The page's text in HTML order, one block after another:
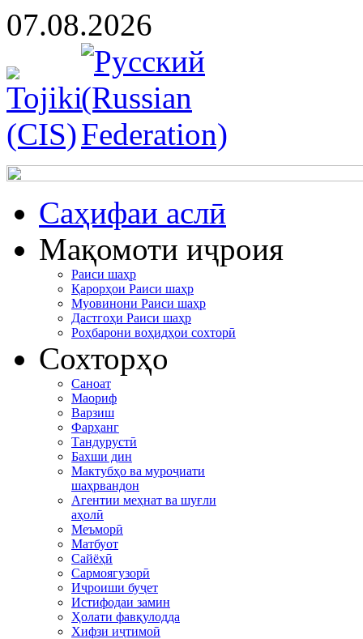
07.08.2026
Cаҳифаи аслӣ
Мақомоти иҷроия
Раиси шаҳр
Қарорҳои Раиси шаҳр
Муовинони Раиси шаҳр
Дастгоҳи Раиси шаҳр
Роҳбарони воҳидҳои сохторӣ
Сохторҳо
Саноат
Маориф
Варзиш
Фарҳанг
Тандурустӣ
Бахши дин
Мактубҳо ва муроҷиати
шаҳрвандон
Агентии меҳнат ва шуғли
аҳолӣ
Меъморӣ
Матбуот
Сайёҳӣ
Сармоягузорӣ
Иҷроиши буҷет
Истифодаи замин
Ҳолати фавқулодда
Хифзи иҷтимоӣ